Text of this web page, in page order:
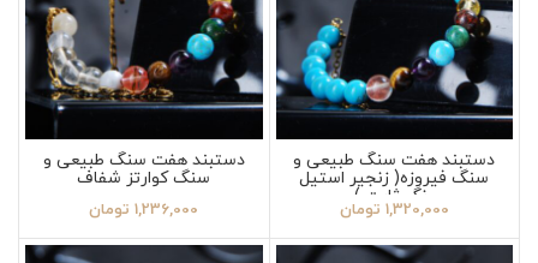
دستبند هفت سنگ طبیعی و
سنگ فیروزه( زنجیر استیل
رنگ ثابت )
1,320,000 تومان
دستبند هفت سنگ طبیعی و
سنگ کوارتز شفاف
1,236,000 تومان